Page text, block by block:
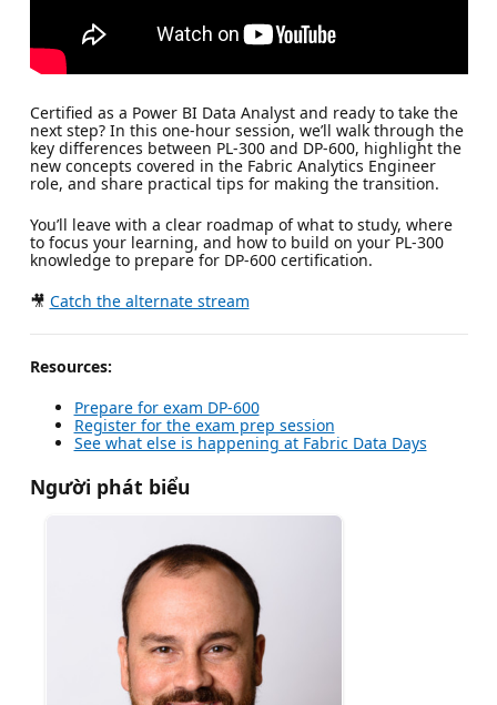
Certified as a Power BI Data Analyst and ready to take the
next step? In this one-hour session, we’ll walk through the
key differences between PL-300 and DP-600, highlight the
new concepts covered in the Fabric Analytics Engineer
role, and share practical tips for making the transition.
You’ll leave with a clear roadmap of what to study, where
to focus your learning, and how to build on your PL-300
knowledge to prepare for DP-600 certification.
🎥 Catch the alternate stream
Resources:
Prepare for exam DP-600
Register for the exam prep session
See what else is happening at Fabric Data Days
Người phát biểu